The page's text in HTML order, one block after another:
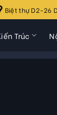
Biệt thự D2-26
Trúc